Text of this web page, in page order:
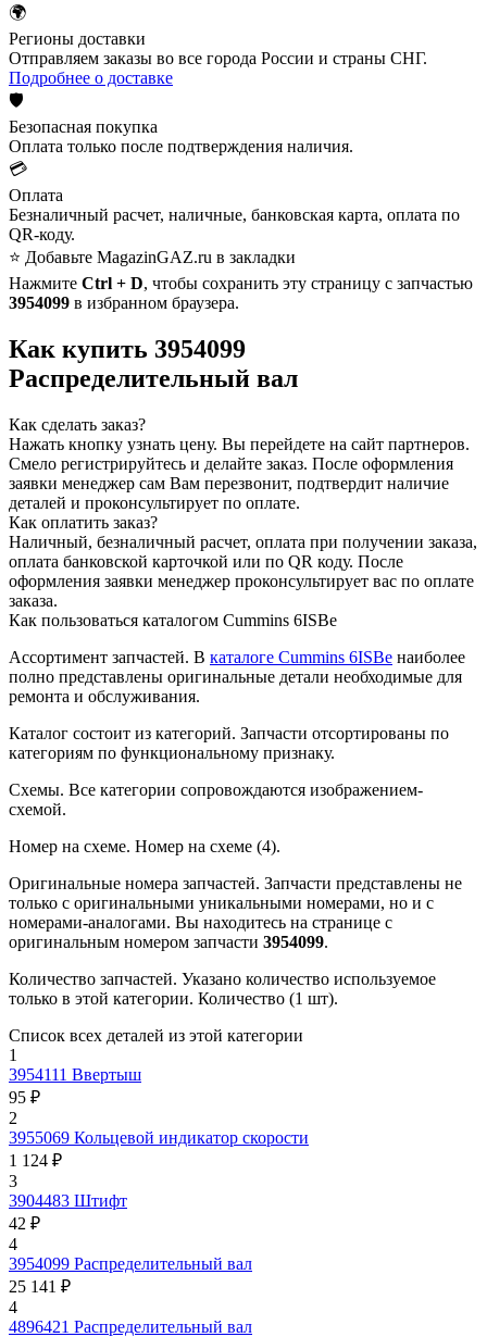
🌍
Регионы доставки
Отправляем заказы во все города России и страны СНГ.
Подробнее о доставке
🛡️
Безопасная покупка
Оплата только после подтверждения наличия.
💳
Оплата
Безналичный расчет, наличные, банковская карта, оплата по
QR-коду.
⭐ Добавьте MagazinGAZ.ru в закладки
Нажмите Ctrl + D, чтобы сохранить эту страницу с запчастью
3954099 в избранном браузера.
Как купить 3954099
Распределительный вал
Как сделать заказ?
Нажать кнопку узнать цену. Вы перейдете на сайт партнеров.
Смело регистрируйтесь и делайте заказ. После оформления
заявки менеджер сам Вам перезвонит, подтвердит наличие
деталей и проконсультирует по оплате.
Как оплатить заказ?
Наличный, безналичный расчет, оплата при получении заказа,
оплата банковской карточкой или по QR коду. После
оформления заявки менеджер проконсультирует вас по оплате
заказа.
Как пользоваться каталогом Cummins 6ISBe
Ассортимент запчастей. В каталоге Cummins 6ISBe наиболее
полно представлены оригинальные детали необходимые для
ремонта и обслуживания.
Каталог состоит из категорий. Запчасти отсортированы по
категориям по функциональному признаку.
Схемы. Все категории сопровождаются изображением-
схемой.
Номер на схеме. Номер на схеме (4).
Оригинальные номера запчастей. Запчасти представлены не
только с оригинальными уникальными номерами, но и с
номерами-аналогами. Вы находитесь на странице с
оригинальным номером запчасти 3954099.
Количество запчастей. Указано количество используемое
только в этой категории. Количество (1 шт).
Список всех деталей из этой категории
1
3954111 Ввертыш
95 ₽
2
3955069 Кольцевой индикатор скорости
1 124 ₽
3
3904483 Штифт
42 ₽
4
3954099 Распределительный вал
25 141 ₽
4
4896421 Распределительный вал